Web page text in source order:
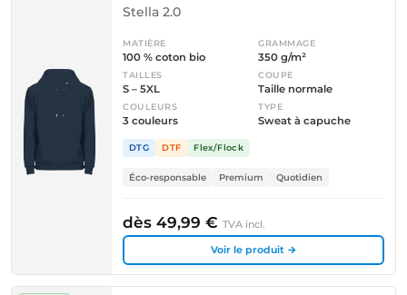
Stella 2.0
MATIÈRE
100 % coton bio
GRAMMAGE
350 g/m²
TAILLES
S – 5XL
COUPE
Taille normale
COULEURS
3 couleurs
TYPE
Sweat à capuche
DTG DTF Flex/Flock
Éco-responsable Premium Quotidien
dès 49,99 € TVA incl.
Voir le produit →